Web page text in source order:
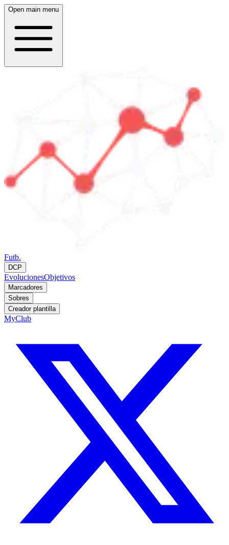
Open main menu
Futb.
DCP
EvolucionesObjetivos
Marcadores
Sobres
Creador plantilla
MyClub